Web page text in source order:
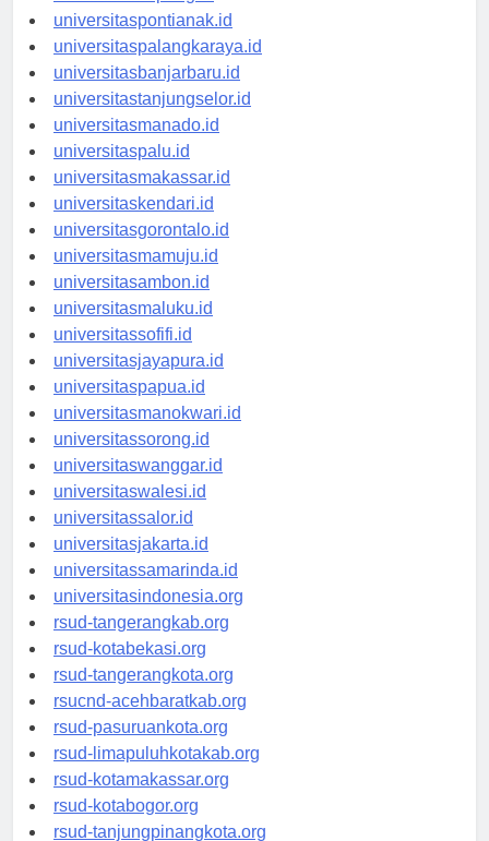
universitaskupang.id
universitaspontianak.id
universitaspalangkaraya.id
universitasbanjarbaru.id
universitastanjungselor.id
universitasmanado.id
universitaspalu.id
universitasmakassar.id
universitaskendari.id
universitasgorontalo.id
universitasmamuju.id
universitasambon.id
universitasmaluku.id
universitassofifi.id
universitasjayapura.id
universitaspapua.id
universitasmanokwari.id
universitassorong.id
universitaswanggar.id
universitaswalesi.id
universitassalor.id
universitasjakarta.id
universitassamarinda.id
universitasindonesia.org
rsud-tangerangkab.org
rsud-kotabekasi.org
rsud-tangerangkota.org
rsucnd-acehbaratkab.org
rsud-pasuruankota.org
rsud-limapuluhkotakab.org
rsud-kotamakassar.org
rsud-kotabogor.org